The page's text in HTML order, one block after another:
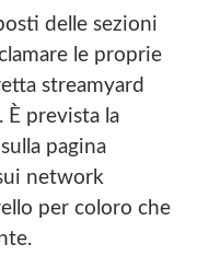
delle sezioni
le proprie
streamyard
È prevista la
pagina
network
per coloro che